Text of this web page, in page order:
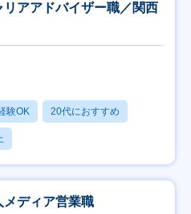
アアドバイザー職／関西
験OK 20代におすすめ
メディア営業職